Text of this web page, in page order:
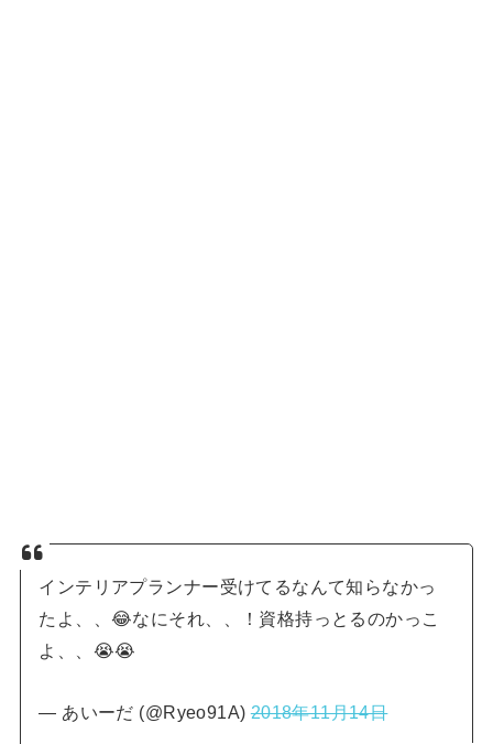
インテリアプランナー受けてるなんて知らなかっ
たよ、、😂なにそれ、、！資格持っとるのかっこ
よ、、😭😭
— あいーだ (@Ryeo91A)2018年11月14日